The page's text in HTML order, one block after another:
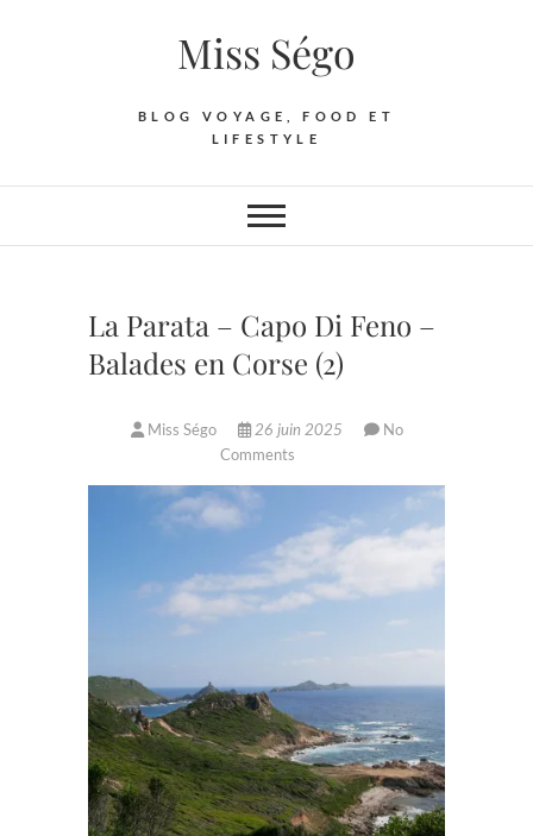
Miss Ségo
BLOG VOYAGE, FOOD ET
LIFESTYLE
La Parata – Capo Di Feno –
Balades en Corse (2)
Miss Ségo 26 juin 2025
No
Comments